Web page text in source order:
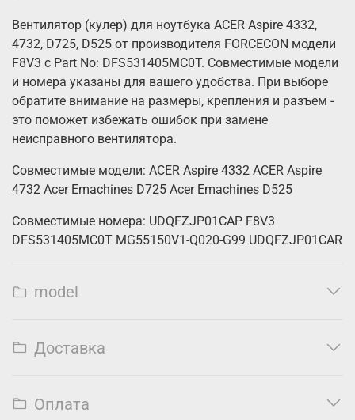
Вентилятор (кулер) для ноутбука ACER Aspire 4332,
4732, D725, D525 от производителя FORCECON модели
F8V3 с Part No: DFS531405MC0T. Совместимые модели
и номера указаны для вашего удобства. При выборе
обратите внимание на размеры, крепления и разъем -
это поможет избежать ошибок при замене
неисправного вентилятора.
Совместимые модели: ACER Aspire 4332 ACER Aspire
4732 Acer Emachines D725 Acer Emachines D525
Совместимые номера: UDQFZJP01CAP F8V3
DFS531405MC0T MG55150V1-Q020-G99 UDQFZJP01CAR
model
Доставка
Оплата